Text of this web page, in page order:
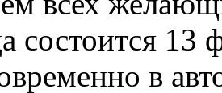
состоится 13
в